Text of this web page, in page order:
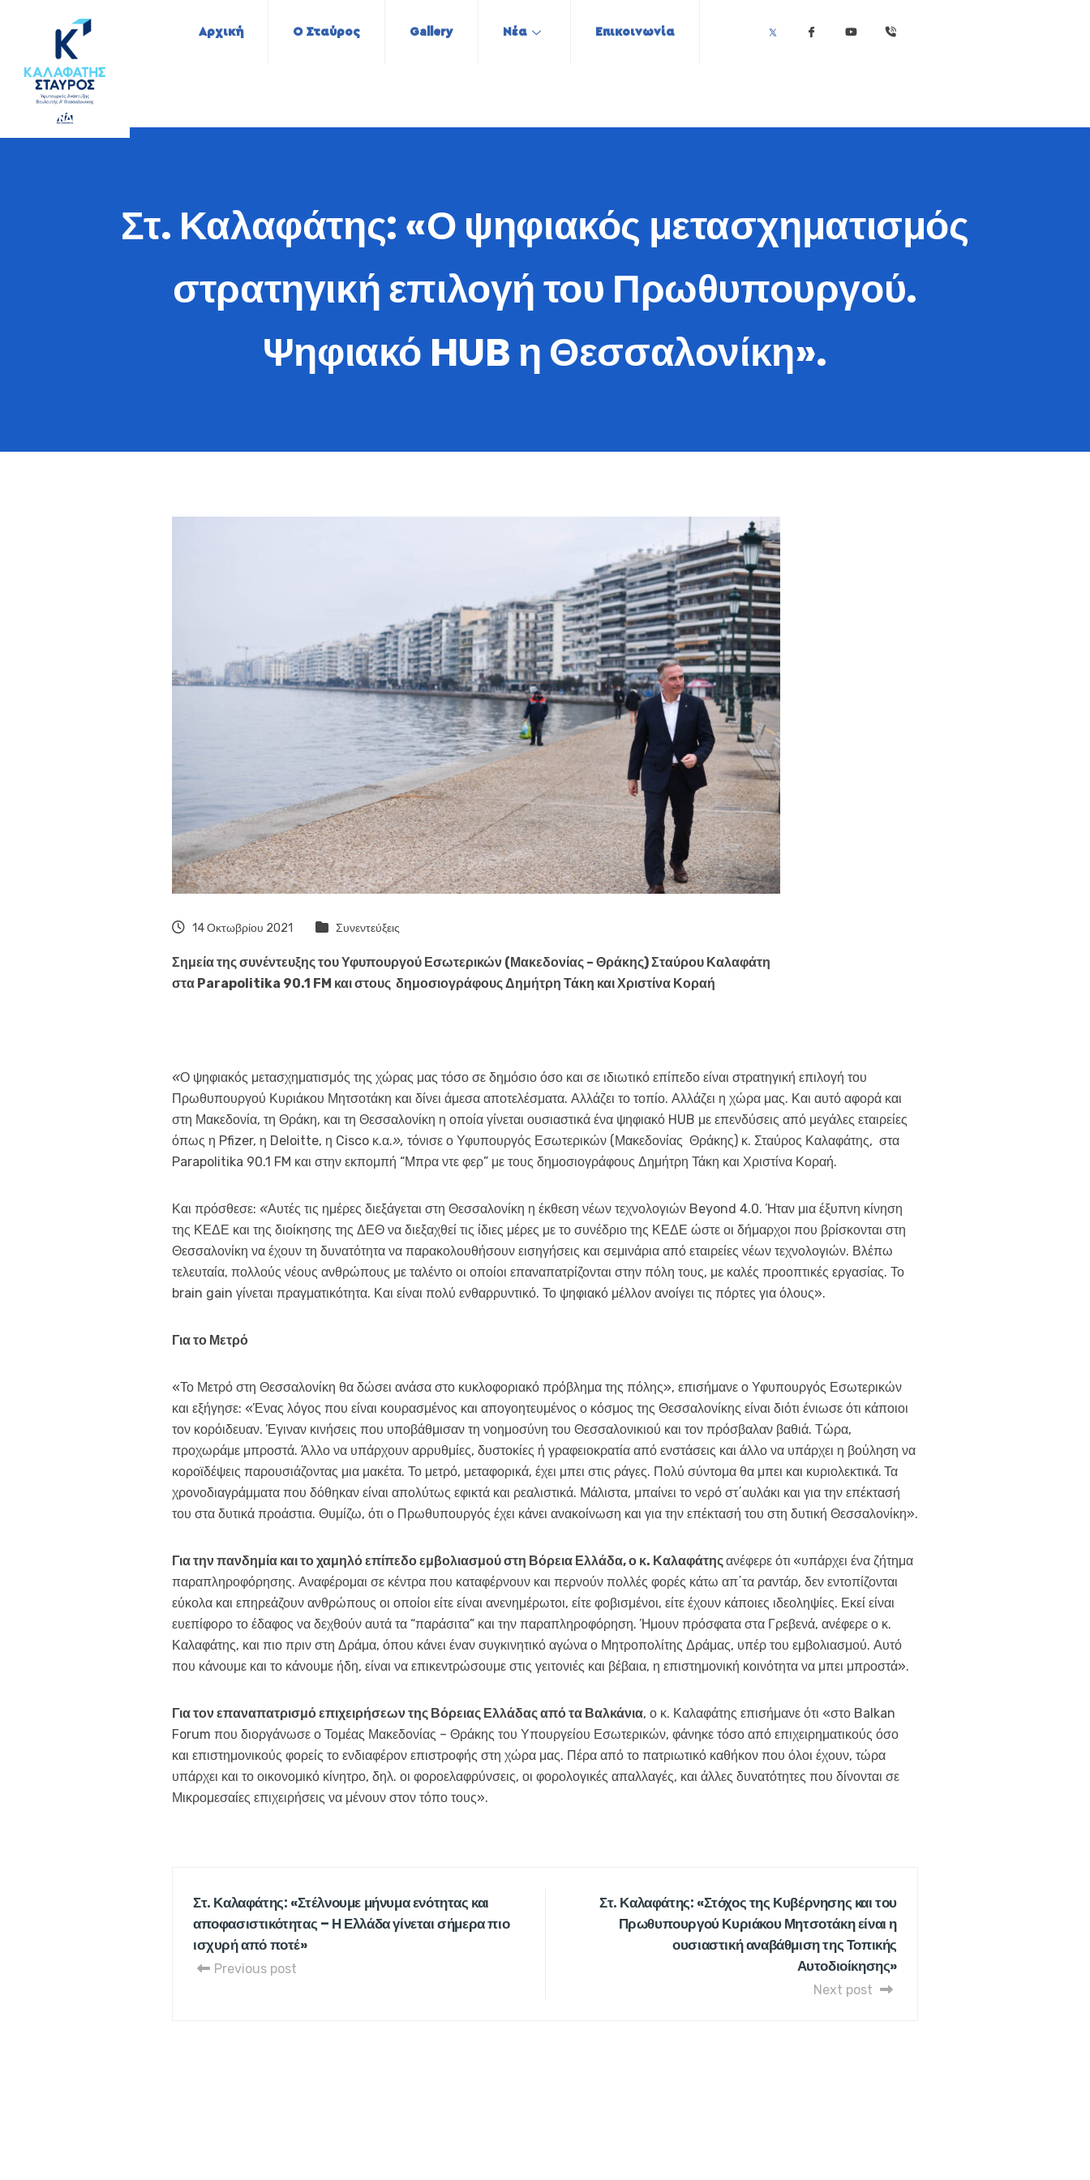
Αρχική Ο Σταύρος Gallery Νέα Επικοινωνία
Στ. Καλαφάτης: «Ο ψηφιακός μετασχηματισμός
στρατηγική επιλογή του Πρωθυπουργού.
Ψηφιακό HUB η Θεσσαλονίκη».
14 Οκτωβρίου 2021 Συνεντεύξεις
Σημεία της συνέντευξης του Υφυπουργού Εσωτερικών (Μακεδονίας – Θράκης) Σταύρου Καλαφάτη
στα Parapolitika 90.1 FM και στους δημοσιογράφους Δημήτρη Τάκη και Χριστίνα Κοραή
«Ο ψηφιακός μετασχηματισμός της χώρας μας τόσο σε δημόσιο όσο και σε ιδιωτικό επίπεδο είναι στρατηγική επιλογή του
Πρωθυπουργού Κυριάκου Μητσοτάκη και δίνει άμεσα αποτελέσματα. Αλλάζει το τοπίο. Αλλάζει η χώρα μας. Και αυτό αφορά και
στη Μακεδονία, τη Θράκη, και τη Θεσσαλονίκη η οποία γίνεται ουσιαστικά ένα ψηφιακό HUB με επενδύσεις από μεγάλες εταιρείες
όπως η Pfizer, η Deloitte, η Cisco κ.α.», τόνισε ο Υφυπουργός Εσωτερικών (Μακεδονίας Θράκης) κ. Σταύρος Καλαφάτης, στα
Parapolitika 90.1 FM και στην εκπομπή “Μπρα ντε φερ” με τους δημοσιογράφους Δημήτρη Τάκη και Χριστίνα Κοραή.
Και πρόσθεσε: «Αυτές τις ημέρες διεξάγεται στη Θεσσαλονίκη η έκθεση νέων τεχνολογιών Beyond 4.0. Ήταν μια έξυπνη κίνηση
της ΚΕΔΕ και της διοίκησης της ΔΕΘ να διεξαχθεί τις ίδιες μέρες με το συνέδριο της ΚΕΔΕ ώστε οι δήμαρχοι που βρίσκονται στη
Θεσσαλονίκη να έχουν τη δυνατότητα να παρακολουθήσουν εισηγήσεις και σεμινάρια από εταιρείες νέων τεχνολογιών. Βλέπω
τελευταία, πολλούς νέους ανθρώπους με ταλέντο οι οποίοι επαναπατρίζονται στην πόλη τους, με καλές προοπτικές εργασίας. Το
brain gain γίνεται πραγματικότητα. Και είναι πολύ ενθαρρυντικό. Το ψηφιακό μέλλον ανοίγει τις πόρτες για όλους».
Για το Μετρό
«Το Μετρό στη Θεσσαλονίκη θα δώσει ανάσα στο κυκλοφοριακό πρόβλημα της πόλης», επισήμανε ο Υφυπουργός Εσωτερικών
και εξήγησε: «Ένας λόγος που είναι κουρασμένος και απογοητευμένος ο κόσμος της Θεσσαλονίκης είναι διότι ένιωσε ότι κάποιοι
τον κορόιδευαν. Έγιναν κινήσεις που υποβάθμισαν τη νοημοσύνη του Θεσσαλονικιού και τον πρόσβαλαν βαθιά. Τώρα,
προχωράμε μπροστά. Άλλο να υπάρχουν αρρυθμίες, δυστοκίες ή γραφειοκρατία από ενστάσεις και άλλο να υπάρχει η βούληση να
κοροϊδέψεις παρουσιάζοντας μια μακέτα. Το μετρό, μεταφορικά, έχει μπει στις ράγες. Πολύ σύντομα θα μπει και κυριολεκτικά. Τα
χρονοδιαγράμματα που δόθηκαν είναι απολύτως εφικτά και ρεαλιστικά. Μάλιστα, μπαίνει το νερό στ΄αυλάκι και για την επέκτασή
του στα δυτικά προάστια. Θυμίζω, ότι ο Πρωθυπουργός έχει κάνει ανακοίνωση και για την επέκτασή του στη δυτική Θεσσαλονίκη».
Για την πανδημία και το χαμηλό επίπεδο εμβολιασμού στη Βόρεια Ελλάδα, ο κ. Καλαφάτηςανέφερε ότι «υπάρχει ένα ζήτημα
παραπληροφόρησης. Αναφέρομαι σε κέντρα που καταφέρνουν και περνούν πολλές φορές κάτω απ΄τα ραντάρ, δεν εντοπίζονται
εύκολα και επηρεάζουν ανθρώπους οι οποίοι είτε είναι ανενημέρωτοι, είτε φοβισμένοι, είτε έχουν κάποιες ιδεοληψίες. Εκεί είναι
ευεπίφορο το έδαφος να δεχθούν αυτά τα “παράσιτα” και την παραπληροφόρηση. Ήμουν πρόσφατα στα Γρεβενά, ανέφερε ο κ.
Καλαφάτης, και πιο πριν στη Δράμα, όπου κάνει έναν συγκινητικό αγώνα ο Μητροπολίτης Δράμας, υπέρ του εμβολιασμού. Αυτό
που κάνουμε και το κάνουμε ήδη, είναι να επικεντρώσουμε στις γειτονιές και βέβαια, η επιστημονική κοινότητα να μπει μπροστά».
Για τον επαναπατρισμό επιχειρήσεων της Βόρειας Ελλάδας από τα Βαλκάνια, ο κ. Καλαφάτης επισήμανε ότι «στο Balkan
Forum που διοργάνωσε ο Τομέας Μακεδονίας – Θράκης του Υπουργείου Εσωτερικών, φάνηκε τόσο από επιχειρηματικούς όσο
και επιστημονικούς φορείς το ενδιαφέρον επιστροφής στη χώρα μας. Πέρα από το πατριωτικό καθήκον που όλοι έχουν, τώρα
υπάρχει και το οικονομικό κίνητρο, δηλ. οι φοροελαφρύνσεις, οι φορολογικές απαλλαγές, και άλλες δυνατότητες που δίνονται σε
Μικρομεσαίες επιχειρήσεις να μένουν στον τόπο τους».
Στ. Καλαφάτης: «Στέλνουμε μήνυμα ενότητας και
αποφασιστικότητας – Η Ελλάδα γίνεται σήμερα πιο
ισχυρή από ποτέ»
Previous post
Στ. Καλαφάτης: «Στόχος της Κυβέρνησης και του
Πρωθυπουργού Κυριάκου Μητσοτάκη είναι η
ουσιαστική αναβάθμιση της Τοπικής
Αυτοδιοίκησης»
Next post